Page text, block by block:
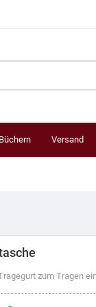
Büchern Versand
zum Tragen